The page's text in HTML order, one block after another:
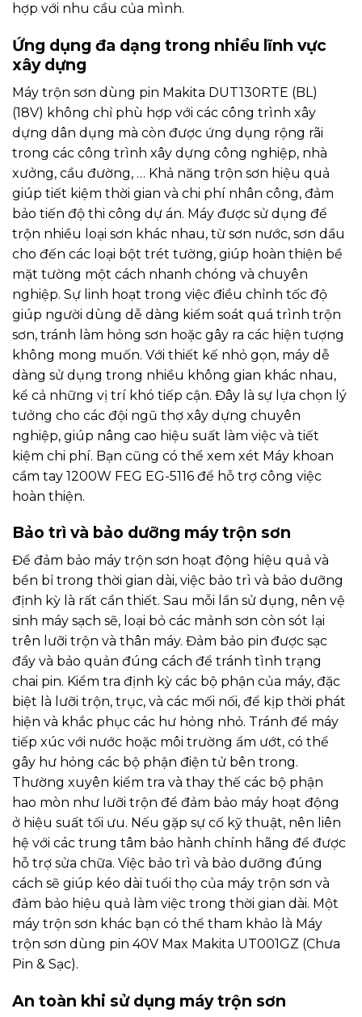
hợp với nhu cầu của mình.
Ứng dụng đa dạng trong nhiều lĩnh vực
xây dựng
Máy trộn sơn dùng pin Makita DUT130RTE (BL)
(18V) không chỉ phù hợp với các công trình xây
dựng dân dụng mà còn được ứng dụng rộng rãi
trong các công trình xây dựng công nghiệp, nhà
xưởng, cầu đường, … Khả năng trộn sơn hiệu quả
giúp tiết kiệm thời gian và chi phí nhân công, đảm
bảo tiến độ thi công dự án. Máy được sử dụng để
trộn nhiều loại sơn khác nhau, từ sơn nước, sơn dầu
cho đến các loại bột trét tường, giúp hoàn thiện bề
mặt tường một cách nhanh chóng và chuyên
nghiệp. Sự linh hoạt trong việc điều chỉnh tốc độ
giúp người dùng dễ dàng kiểm soát quá trình trộn
sơn, tránh làm hỏng sơn hoặc gây ra các hiện tượng
không mong muốn. Với thiết kế nhỏ gọn, máy dễ
dàng sử dụng trong nhiều không gian khác nhau,
kể cả những vị trí khó tiếp cận. Đây là sự lựa chọn lý
tưởng cho các đội ngũ thợ xây dựng chuyên
nghiệp, giúp nâng cao hiệu suất làm việc và tiết
kiệm chi phí. Bạn cũng có thể xem xét Máy khoan
cầm tay 1200W FEG EG-5116 để hỗ trợ công việc
hoàn thiện.
Bảo trì và bảo dưỡng máy trộn sơn
Để đảm bảo máy trộn sơn hoạt động hiệu quả và
bền bỉ trong thời gian dài, việc bảo trì và bảo dưỡng
định kỳ là rất cần thiết. Sau mỗi lần sử dụng, nên vệ
sinh máy sạch sẽ, loại bỏ các mảnh sơn còn sót lại
trên lưỡi trộn và thân máy. Đảm bảo pin được sạc
đầy và bảo quản đúng cách để tránh tình trạng
chai pin. Kiểm tra định kỳ các bộ phận của máy, đặc
biệt là lưỡi trộn, trục, và các mối nối, để kịp thời phát
hiện và khắc phục các hư hỏng nhỏ. Tránh để máy
tiếp xúc với nước hoặc môi trường ẩm ướt, có thể
gây hư hỏng các bộ phận điện tử bên trong.
Thường xuyên kiểm tra và thay thế các bộ phận
hao mòn như lưỡi trộn để đảm bảo máy hoạt động
ở hiệu suất tối ưu. Nếu gặp sự cố kỹ thuật, nên liên
hệ với các trung tâm bảo hành chính hãng để được
hỗ trợ sửa chữa. Việc bảo trì và bảo dưỡng đúng
cách sẽ giúp kéo dài tuổi thọ của máy trộn sơn và
đảm bảo hiệu quả làm việc trong thời gian dài. Một
máy trộn sơn khác bạn có thể tham khảo là Máy
trộn sơn dùng pin 40V Max Makita UT001GZ (Chưa
Pin & Sạc).
An toàn khi sử dụng máy trộn sơn